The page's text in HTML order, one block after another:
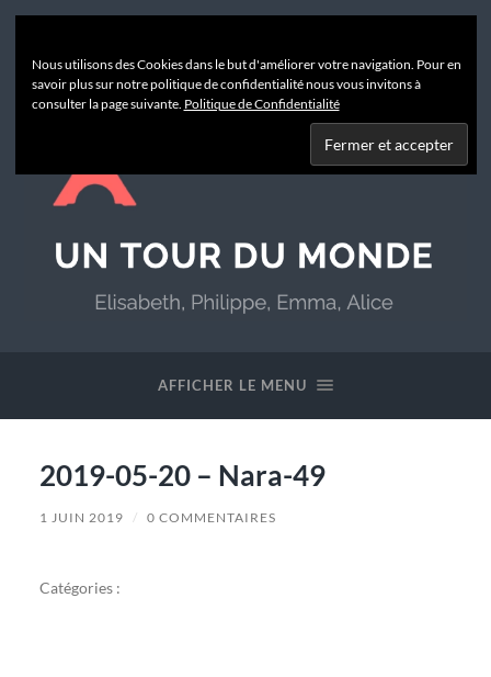
AFFICHER LE MENU
2019-05-20 – Nara-49
1 JUIN 2019 / 0 COMMENTAIRES
Catégories :
Nous utilisons des Cookies dans le but d'améliorer votre navigation. Pour en
savoir plus sur notre politique de confidentialité nous vous invitons à
consulter la page suivante. Politique de Confidentialité